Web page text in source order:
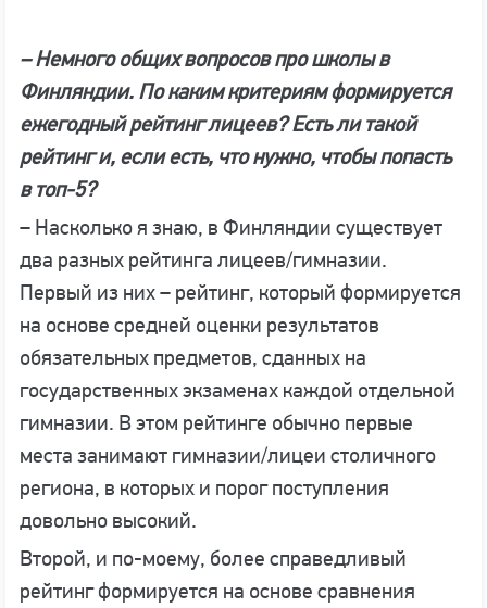
– Немного общих вопросов про школы в
Финляндии. По каким критериям формируется
ежегодный рейтинг лицеев? Есть ли такой
рейтинг и, если есть, что нужно, чтобы попасть
в топ-5?
– Насколько я знаю, в Финляндии существует
два разных рейтинга лицеев/гимназии.
Первый из них – рейтинг, который формируется
на основе средней оценки результатов
обязательных предметов, сданных на
государственных экзаменах каждой отдельной
гимназии. В этом рейтинге обычно первые
места занимают гимназии/лицеи столичного
региона, в которых и порог поступления
довольно высокий.
Второй, и по-моему, более справедливый
рейтинг формируется на основе сравнения